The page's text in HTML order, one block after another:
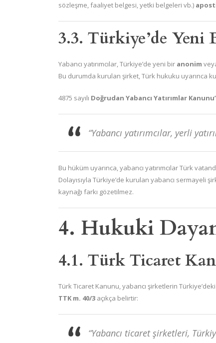
sözleşme, faaliyet belgesi, yetki belgeleri vb.)
3.3. Türkiye’de Yeni
Yabancı yatırımcılar, Türkiye’de yeni bir anonim
Bu durumda kurulan şirket, Türk hukuku uyarınca
4875 sayılı Doğrudan Yabancı Yatırımlar
“Yabancı yatırımcılar, yerli
Bu hüküm uyarınca, yabancı yatırımcılar Türk
Dolayısıyla Türkiye’de kurulan yabancı sermayeli
kaynağı farkı gözetilmez.
4. Hukuki
4.1. Türk Ticaret
Türk Ticaret Kanunu, yabancı şirketlerin
TTK m. 40/3 açıkça belirtir:
“Yabancı ticaret şirketleri,